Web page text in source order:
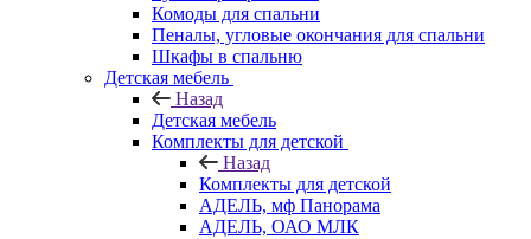
Комоды для спальни
Пеналы, угловые окончания для спальни
Шкафы в спальню
Детская мебель
Назад
Детская мебель
Комплекты для детской
Назад
Комплекты для детской
АДЕЛЬ, мф Панорама
АДЕЛЬ, ОАО МЛК